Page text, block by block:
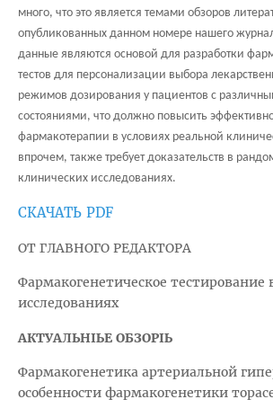
много, что это является темами обзоров
опубликованных данном номере нашего
данные являются основой для разработки
тестов для персонализации выбора
режимов дозирования у пациентов с
состояниями, что должно повысить
фармакотерапии в условиях реальной
впрочем, также требует доказательств в
клинических исследованиях.
СКАЧАТЬ PDF
ОТ ГЛАВНОГО РЕДАКТОРА
Фармакогенетическое тестирование
исследованиях
АКТУАЛЬНЫЕ ОБЗОРЫ
Фармакогенетика артериальной
особенности фармакогенетики